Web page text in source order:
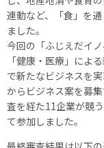
連動など、「食」を
ました。
今回の「ふじえだイ
「健康・医療」によ
で新たなビジネスを
からビジネス案を募
査を経た11企業が競
て参加しました。